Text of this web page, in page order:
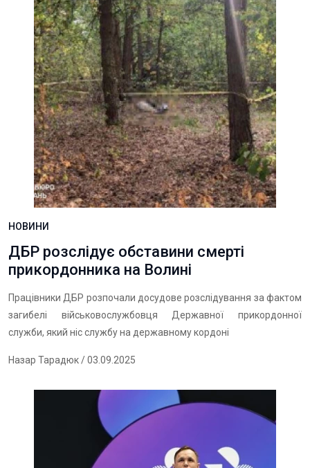
НОВИНИ
ДБР розслідує обставини смерті
прикордонника на Волині
Працівники ДБР розпочали досудове розслідування за фактом
загибелі військовослужбовця Державної прикордонної
служби, який ніс службу на державному кордоні
Назар Тарадюк/ 03.09.2025